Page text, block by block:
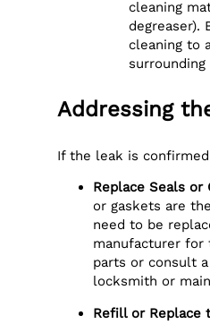
cleaning
degreaser).
cleaning to
surrounding
Addressing
If the leak is
Replace Seals or
or gaskets are
need to be
manufacturer for
parts or consult
locksmith or
Refill or Replace